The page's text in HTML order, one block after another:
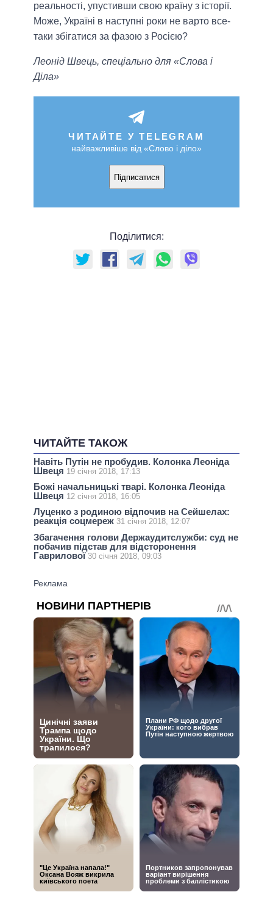
реальності, упустивши свою країну з історії.
Може, Україні в наступні роки не варто все-
таки збігатися за фазою з Росією?
Леонід Швець, спеціально для «Слова і
Діла»
ЧИТАЙТЕ У TELEGRAM
найважливіше від «Слово і діло»
Підписатися
Поділитися:
ЧИТАЙТЕ ТАКОЖ
Навіть Путін не пробудив. Колонка Леоніда
Швеця 19 січня 2018, 17:13
Божі начальницькі тварі. Колонка Леоніда
Швеця 12 січня 2018, 16:05
Луценко з родиною відпочив на Сейшелах:
реакція соцмереж 31 січня 2018, 12:07
Збагачення голови Держаудитслужби: суд не
побачив підстав для відсторонення
Гаврилової 30 січня 2018, 09:03